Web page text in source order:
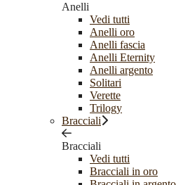
Anelli
Vedi tutti
Anelli oro
Anelli fascia
Anelli Eternity
Anelli argento
Solitari
Verette
Trilogy
Bracciali
Bracciali
Vedi tutti
Bracciali in oro